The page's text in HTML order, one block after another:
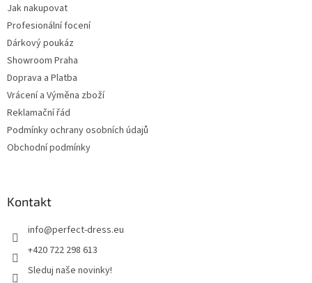
Jak nakupovat
Profesionální focení
Dárkový poukáz
Showroom Praha
Doprava a Platba
Vrácení a Výměna zboží
Reklamační řád
Podmínky ochrany osobních údajů
Obchodní podmínky
Kontakt
info@perfect-dress.eu
+420 722 298 613
Sleduj naše novinky!